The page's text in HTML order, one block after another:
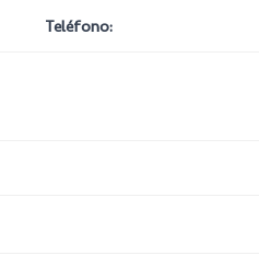
Teléfono: